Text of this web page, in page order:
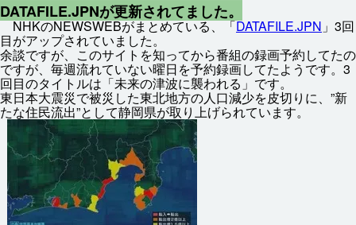
DATAFILE.JPNが更新されてました。
NHKのNEWSWEBがまとめている、「DATAFILE.JPN 」3回
目がアップされていました。
余談ですが、このサイトを知ってから番組の録画予約してたの
ですが、 毎週流れていない曜日を予約録画してたようです。 3
回目のタイトルは「未来の津波に襲われる」です。
東日本大震災で被災 した東北地方の人口減少を皮切りに、”新
たな住民流出”として静岡県が取 り上げられています。